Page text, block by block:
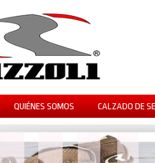
QUIÉNES SOMOS CALZADO DE